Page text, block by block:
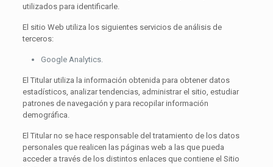
utilizados para identificarle.
El sitio Web utiliza los siguientes servicios de análisis de
terceros:
Google Analytics.
El Titular utiliza la información obtenida para obtener datos
estadísticos, analizar tendencias, administrar el sitio, estudiar
patrones de navegación y para recopilar información
demográfica.
El Titular no se hace responsable del tratamiento de los datos
personales que realicen las páginas web a las que pueda
acceder a través de los distintos enlaces que contiene el Sitio